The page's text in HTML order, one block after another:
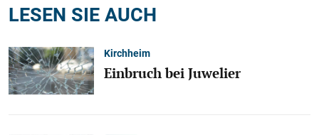
LESEN SIE AUCH
Kirchheim
Einbruch bei Juwelier